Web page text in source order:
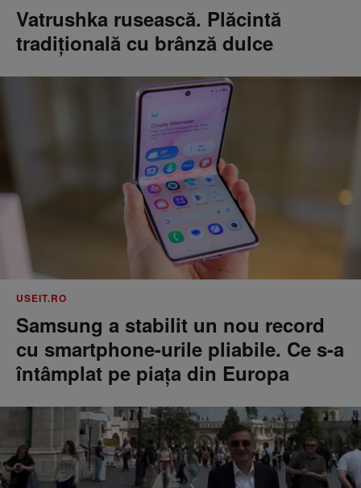
Vatrushka rusească. Plăcintă
tradițională cu brânză dulce
USEIT.RO
Samsung a stabilit un nou record
cu smartphone-urile pliabile. Ce s-a
întâmplat pe piața din Europa